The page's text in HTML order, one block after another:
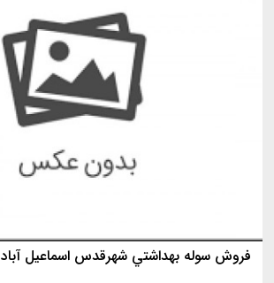
فروش سوله بهداشتي شهرقدس اسماعيل آباد ١٠٠٠ متر